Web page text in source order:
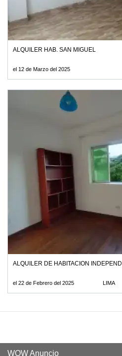
ALQUILER HAB. SAN MIGUEL
el 12 de Marzo del 2025
ALQUILER DE HABITACION
el 22 de Febrero del 2025 LIMA
WOW Anuncio